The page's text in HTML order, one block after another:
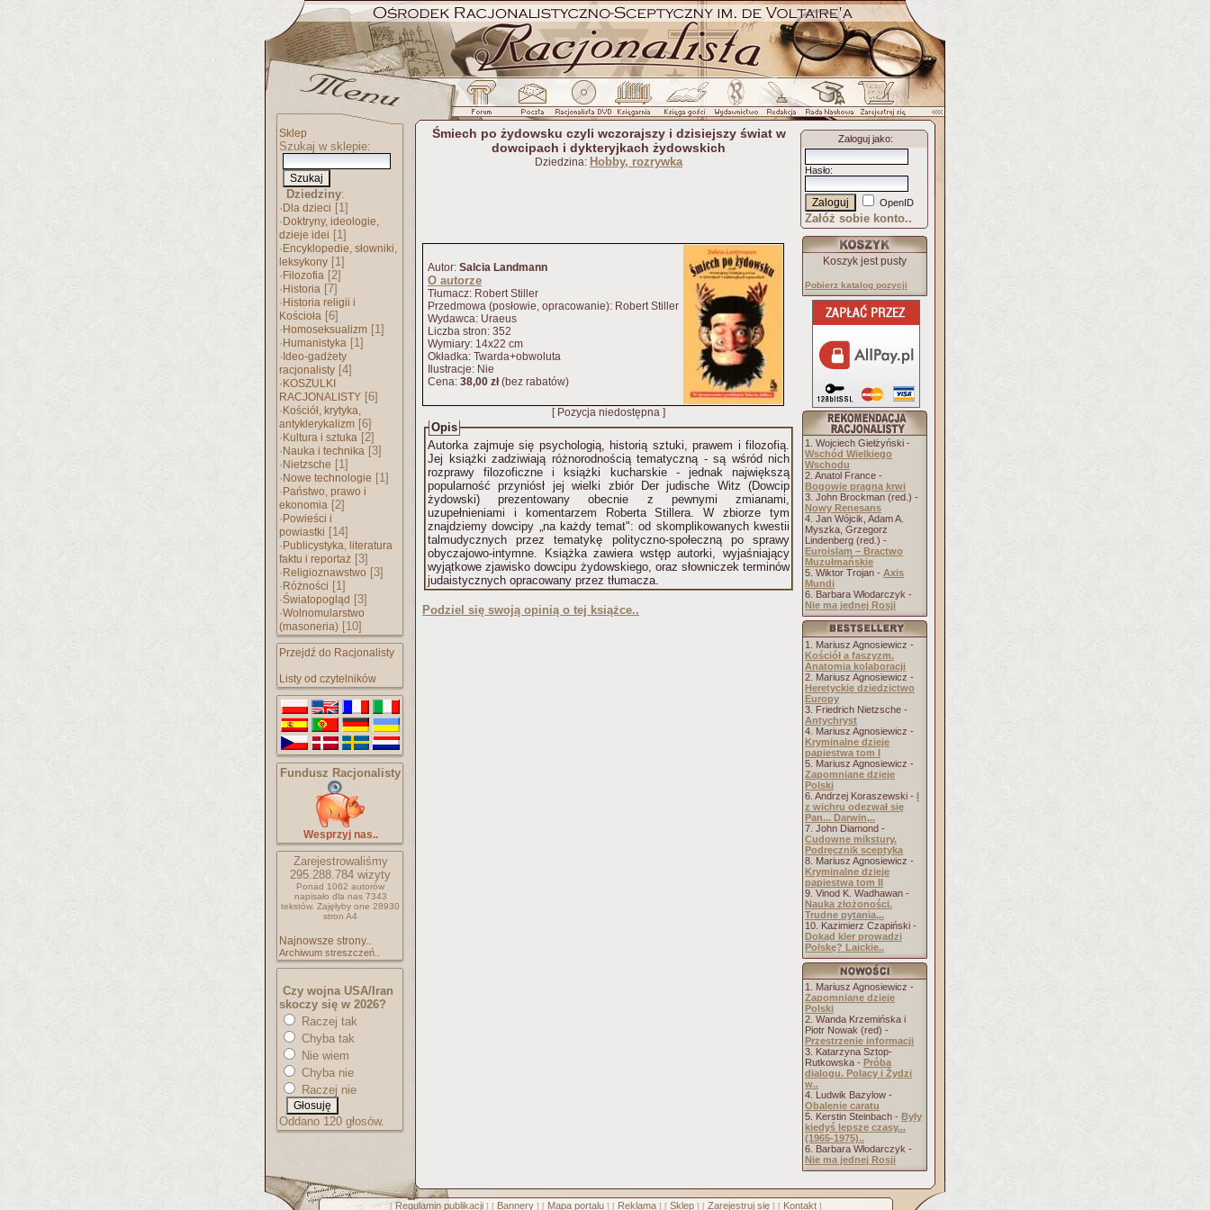
Sklep
Szukaj w sklepie:
Dziedziny:
· Dla dzieci [1]
· Doktryny, ideologie,
dzieje idei [1]
· Encyklopedie, słowniki,
leksykony [1]
· Filozofia [2]
· Historia [7]
· Historia religii i
Kościoła [6]
· Homoseksualizm [1]
· Humanistyka [1]
· Ideo-gadżety
racjonalisty [4]
· KOSZULKI
RACJONALISTY [6]
· Kościół, krytyka,
antyklerykalizm [6]
· Kultura i sztuka [2]
· Nauka i technika [3]
· Nietzsche [1]
· Nowe technologie [1]
· Państwo, prawo i
ekonomia [2]
· Powieści i
powiastki [14]
· Publicystyka, literatura
faktu i reportaż [3]
· Religioznawstwo [3]
· Różności [1]
·Światopogląd [3]
·Wolnomularstwo
(masoneria) [10]
Przejdź do Racjonalisty
Listy od czytelników
Fundusz Racjonalisty
Wesprzyj nas..
Zarejestrowaliśmy
295.288.784 wizyty
Ponad 1062 autorów
napisało dla nas 7343
tekstów. Zajęłyby one 28930
stron A4
Najnowsze strony..
Archiwum streszczeń..
Czy wojna USA/Iran
skoczy się w 2026?
Raczej tak
Chyba tak
Nie wiem
Chyba nie
Raczej nie
Oddano 120 głosów.
Śmiech po żydowsku czyli wczorajszy i dzisiejszy świat w
dowcipach i dykteryjkach żydowskich
Dziedzina: Hobby, rozrywka
Autor: Salcia Landmann
O autorze
Tłumacz: Robert Stiller
Przedmowa (posłowie, opracowanie): Robert Stiller
Wydawca: Uraeus
Liczba stron: 352
Wymiary: 14x22 cm
Okładka: Twarda+obwoluta
Ilustracje: Nie
Cena: 38,00 zł(bez rabatów)
[ Pozycja niedostępna ]
Opis
Autorka zajmuje się psychologią, historią sztuki, prawem i filozofią.
Jej książki zadziwiają różnorodnością tematyczną - są wśród nich
rozprawy filozoficzne i książki kucharskie - jednak największą
popularność przyniósł jej wielki zbiór Der judische Witz (Dowcip
żydowski) prezentowany obecnie z pewnymi zmianami,
uzupełnieniami i komentarzem Roberta Stillera. W zbiorze tym
znajdziemy dowcipy „na każdy temat": od skomplikowanych kwestii
talmudycznych przez tematykę polityczno-społeczną po sprawy
obyczajowo-intymne. Książka zawiera wstęp autorki, wyjaśniający
wyjątkowe zjawisko dowcipu żydowskiego, oraz słowniczek terminów
judaistycznych opracowany przez tłumacza.
Podziel się swoją opinią o tej książce..
Zaloguj jako:
Hasło:
OpenID
Załóż sobie konto..
Koszyk jest pusty
Pobierz katalog pozycji
1. Wojciech Giełżyński -
Wschód Wielkiego
Wschodu
2. Anatol France -
Bogowie pragną krwi
3. John Brockman (red.) -
Nowy Renesans
4. Jan Wójcik, Adam A.
Myszka, Grzegorz
Lindenberg (red.) -
Euroislam – Bractwo
Muzułmańskie
5. Wiktor Trojan - Axis
Mundi
6. Barbara Włodarczyk -
Nie ma jednej Rosji
1. Mariusz Agnosiewicz -
Kościół a faszyzm.
Anatomia kolaboracji
2. Mariusz Agnosiewicz -
Heretyckie dziedzictwo
Europy
3. Friedrich Nietzsche -
Antychryst
4. Mariusz Agnosiewicz -
Kryminalne dzieje
papiestwa tom I
5. Mariusz Agnosiewicz -
Zapomniane dzieje
Polski
6. Andrzej Koraszewski - I
z wichru odezwał się
Pan... Darwin,..
7. John Diamond -
Cudowne mikstury.
Podręcznik sceptyka
8. Mariusz Agnosiewicz -
Kryminalne dzieje
papiestwa tom II
9. Vinod K. Wadhawan -
Nauka złożoności.
Trudne pytania,..
10. Kazimierz Czapiński -
Dokąd kler prowadzi
Polskę? Laickie..
1. Mariusz Agnosiewicz -
Zapomniane dzieje
Polski
2. Wanda Krzemińska i
Piotr Nowak (red) -
Przestrzenie informacji
3. Katarzyna Sztop-
Rutkowska - Próba
dialogu. Polacy i Żydzi
w..
4. Ludwik Bazylow -
Obalenie caratu
5. Kerstin Steinbach - Były
kiedyś lepsze czasy...
(1965-1975)..
6. Barbara Włodarczyk -
Nie ma jednej Rosji
[ Regulamin publikacji] [ Bannery] [ Mapa portalu] [ Reklama] [ Sklep] [ Zarejestruj się] [ Kontakt]